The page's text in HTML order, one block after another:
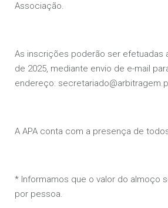
Associação.
As inscrições poderão ser efetuadas
de 2025, mediante envio de e-mail
endereço:
A APA conta com a presença de
* Informamos que o valor do almoço
por pessoa.